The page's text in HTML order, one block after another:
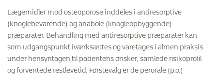
Lægemidler mod osteoporose inddeles i antiresorptive
(knoglebevarende) og anabole (knogleopbyggende)
præparater. Behandling med antiresorptive præparater kan
som udgangspunkt iværksættes og varetages i almen praksis
under hensyntagen til patientens ønsker, samlede risikoprofil
og forventede restlevetid. Førstevalg er de perorale (p.o.)